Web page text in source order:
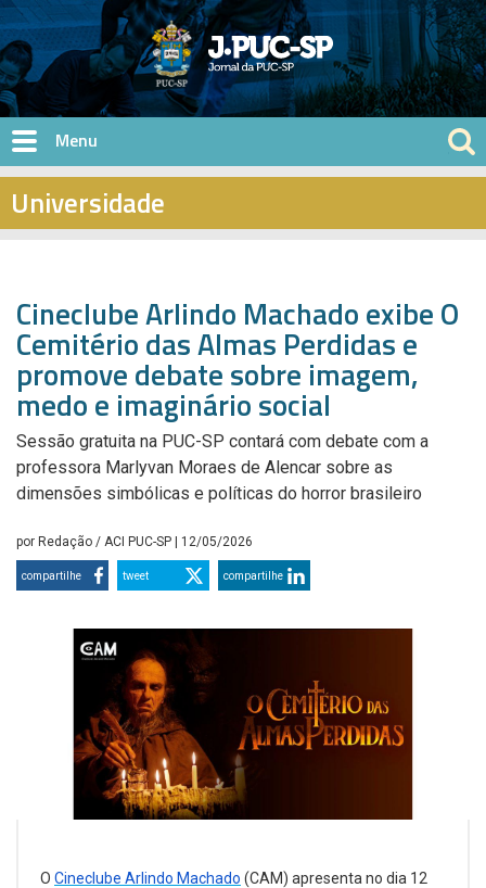
Pular para o conteúdo principal
Universidade
Cineclube Arlindo Machado exibe O
Cemitério das Almas Perdidas e
promove debate sobre imagem,
medo e imaginário social
Sessão gratuita na PUC-SP contará com debate com a
professora Marlyvan Moraes de Alencar sobre as
dimensões simbólicas e políticas do horror brasileiro
por Redação / ACI PUC-SP | 12/05/2026
compartilhe tweet compartilhe
O Cineclube Arlindo Machado (CAM) apresenta no dia 12